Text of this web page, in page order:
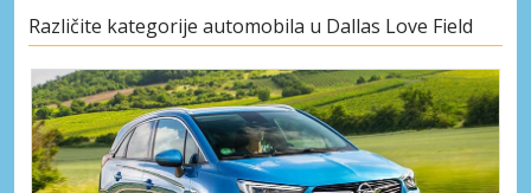
Različite kategorije automobila u Dallas Love Field